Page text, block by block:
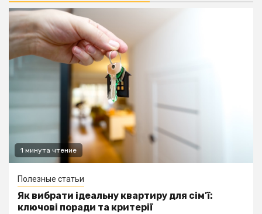
1 минута чтение
Полезные статьи
Як вибрати ідеальну квартиру для сім’ї:
ключові поради та критерії